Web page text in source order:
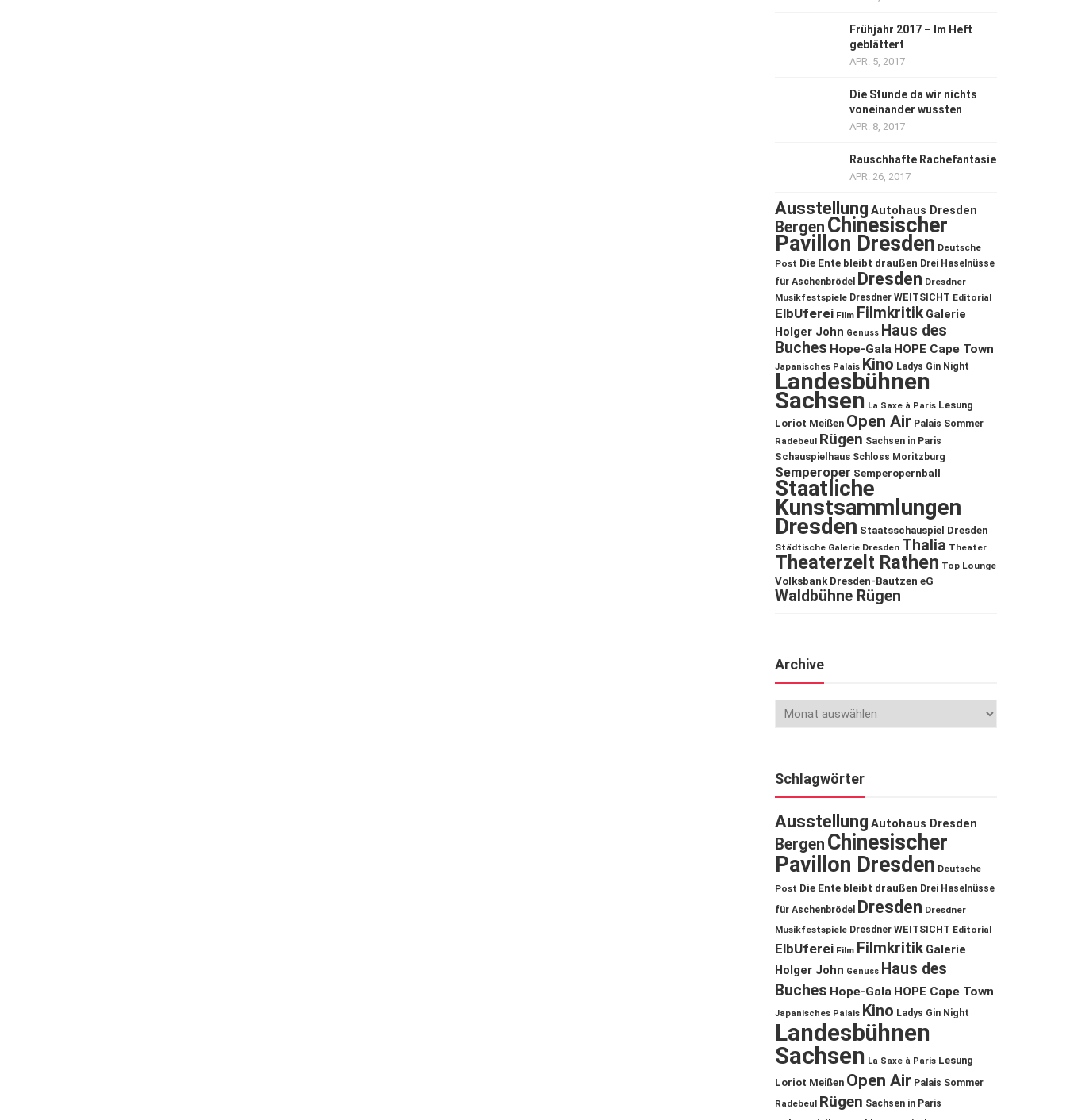
Frühjahr 2017 – Im Heft
geblättert
APR. 5, 2017
Die Stunde da wir nichts
voneinander wussten
APR. 8, 2017
Rauschhafte Rachefantasie
APR. 26, 2017
Ausstellung Autohaus Dresden
Bergen Chinesischer
Pavillon Dresden Deutsche
Post Die Ente bleibt draußen Drei Haselnüsse
für Aschenbrödel
Dresden Dresdner
Musikfestspiele Dresdner WEITSICHT Editorial
ElbUferei Film Filmkritik Galerie
Holger John Genuss Haus des
Buches Hope-Gala HOPE Cape Town
Japanisches Palais Kino Ladys Gin Night
Landesbühnen
Sachsen La Saxe à Paris Lesung
Loriot Meißen Open Air Palais Sommer
Radebeul Rügen Sachsen in Paris
Schauspielhaus Schloss Moritzburg
Semperoper Semperopernball
Staatliche
Kunstsammlungen
Dresden Staatsschauspiel Dresden
Städtische Galerie Dresden Thalia Theater
Theaterzelt Rathen Top Lounge
Volksbank Dresden-Bautzen eG
Waldbühne Rügen
Archive
Schlagwörter
Ausstellung Autohaus Dresden
Bergen Chinesischer
Pavillon Dresden Deutsche
Post Die Ente bleibt draußen Drei Haselnüsse
für Aschenbrödel
Dresden Dresdner
Musikfestspiele Dresdner WEITSICHT Editorial
ElbUferei Film Filmkritik Galerie
Holger John Genuss Haus des
Buches Hope-Gala HOPE Cape Town
Japanisches Palais Kino Ladys Gin Night
Landesbühnen
Sachsen La Saxe à Paris Lesung
Loriot Meißen Open Air Palais Sommer
Radebeul Rügen Sachsen in Paris